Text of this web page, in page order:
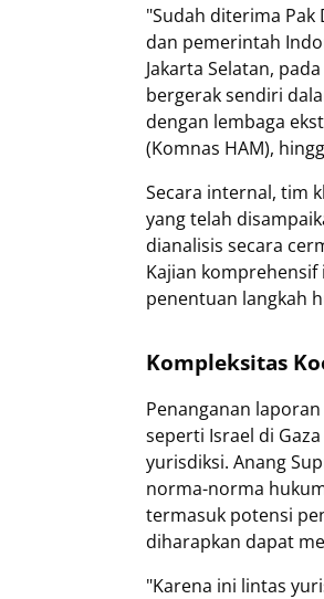
"Sudah diterima
dan pemerintah
Jakarta Selatan,
bergerak sendiri
dengan lembaga
(Komnas HAM),
Secara internal, tim
yang telah
dianalisis secara
Kajian
penentuan langkah
Kompleksitas
Penanganan
seperti Israel di
yurisdiksi. Anang
norma-norma
termasuk potensi
diharapkan dapat
"Karena ini lintas